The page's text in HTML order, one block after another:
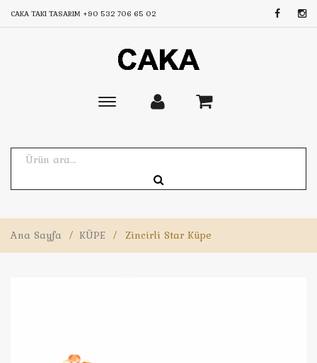
CAKA TAKI TASARIM +90 532 706 65 02
Toggle
Ana Sayfa / KÜPE / Zincirli Star Küpe